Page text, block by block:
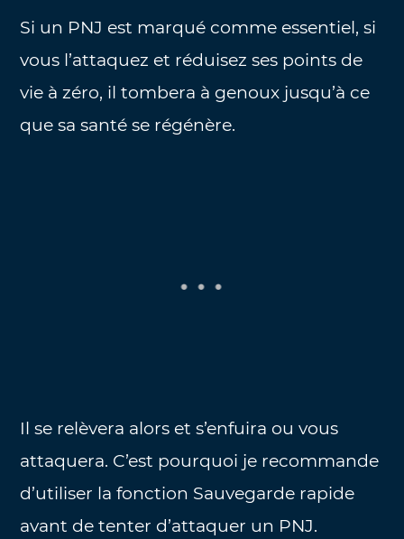
Si un PNJ est marqué comme essentiel, si
vous l’attaquez et réduisez ses points de
vie à zéro, il tombera à genoux jusqu’à ce
que sa santé se régénère.
Il se relèvera alors et s’enfuira ou vous
attaquera. C’est pourquoi je recommande
d’utiliser la fonction Sauvegarde rapide
avant de tenter d’attaquer un PNJ.